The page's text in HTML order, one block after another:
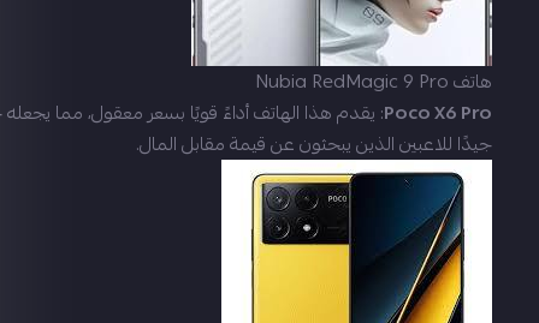
هاتف Nubia RedMagic 9 Pro
Poco X6 Pro: يقدم هذا الهاتف أداءً قويًا بسعر معقول، مما يجعله
جيدًا للاعبين الذين يبحثون عن قيمة مقابل المال.